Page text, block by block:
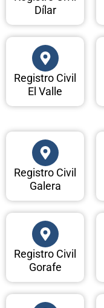
Dílar
Registro Civil
El Valle
Registro Civil
Galera
Registro Civil
Gorafe